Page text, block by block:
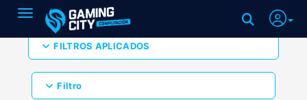
Toggle navigation
FILTROS APLICADOS
Filtro